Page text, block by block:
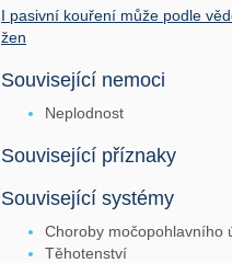
I pasivní kouření může podle
žen
Související nemoci
Neplodnost
Související příznaky
Související systémy
Choroby močopohlavního
Těhotenství